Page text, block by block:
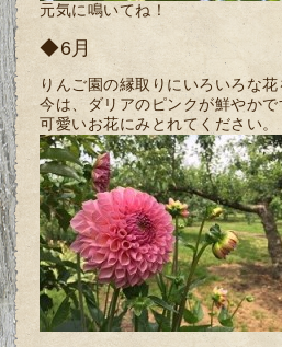
元気に鳴いてね！
◆6月
りんご園の縁取りにいろいろな花
今は、ダリアのピンクが鮮やかで
可愛いお花にみとれてください。